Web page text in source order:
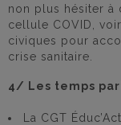
non plus hésiter à
cellule COVID,
civiques pour
crise sanitaire.
4/ Les temps
La CGT